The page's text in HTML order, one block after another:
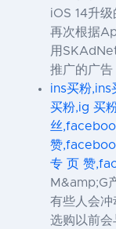
iOS 14升
再次根据
用
推广的广告
ins买粉,ins
买粉,ig 买
丝
赞
专 页 赞
M&amp;G
有些人会
选购以前会